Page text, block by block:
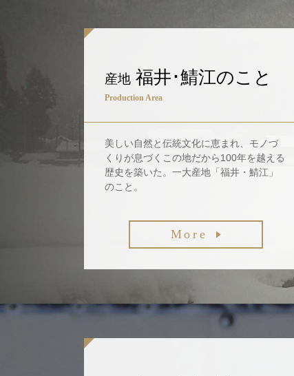
産地 福井･鯖江のこと
Production Area
美しい自然と伝統文化に恵まれ、モノづ
くりが息づくこの地だから100年を越える
歴史を築いた。一大産地「福井・鯖江」
のこと。
More